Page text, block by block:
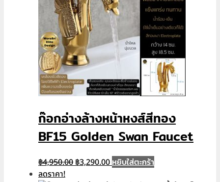
ก๊อกอ่างล้างหน้าหงส์สีทอง
BF15 Golden Swan Faucet
฿4,950.00 Original
฿3,290.00Current
หยิบใส่ตะกร้า
ลดราคา!